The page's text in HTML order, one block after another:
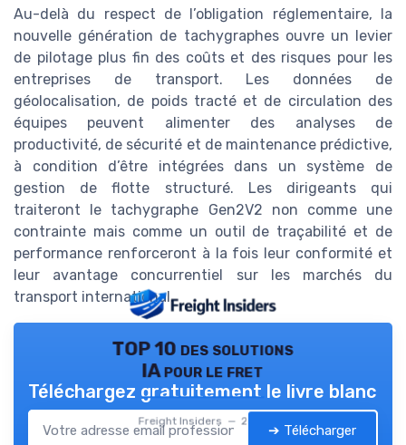
Au-delà du respect de l’obligation réglementaire, la
nouvelle génération de tachygraphes ouvre un levier
de pilotage plus fin des coûts et des risques pour les
entreprises de transport. Les données de
géolocalisation, de poids tracté et de circulation des
équipes peuvent alimenter des analyses de
productivité, de sécurité et de maintenance prédictive,
à condition d’être intégrées dans un système de
gestion de flotte structuré. Les dirigeants qui
traiteront le tachygraphe Gen2V2 non comme une
contrainte mais comme un outil de traçabilité et de
performance renforceront à la fois leur conformité et
leur avantage concurrentiel sur les marchés du
transport international.
TOP 10 des solutions
IA pour le fret
Freight Insiders — 2026
Téléchargez gratuitement le livre blanc
➔ Télécharger